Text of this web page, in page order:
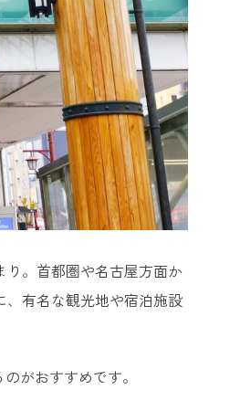
。首都圏や名古屋方面か
、有名な観光地や宿泊施設
がおすすめです。